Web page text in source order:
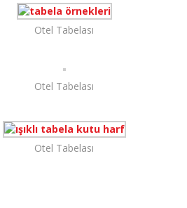
Otel Tabelası
Otel Tabelası
Otel Tabelası